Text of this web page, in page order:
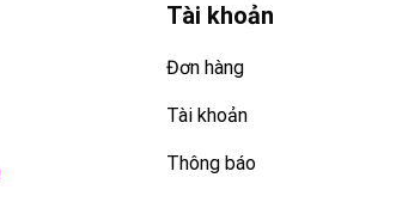
Tài khoản
Đơn hàng
Tài khoản
Thông báo